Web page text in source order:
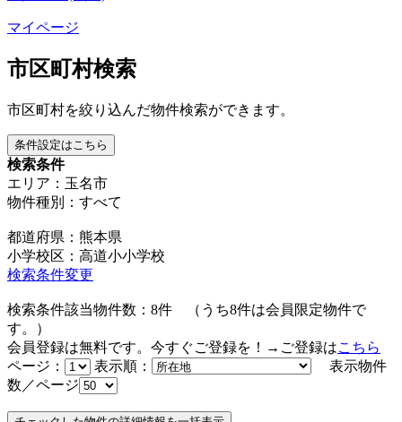
マイページ
市区町村検索
市区町村を絞り込んだ物件検索ができます。
条件設定はこちら
検索条件
エリア：玉名市
物件種別：すべて
都道府県：熊本県
小学校区：高道小小学校
検索条件変更
検索条件該当物件数： 8件 （うち8件は会員限定物件で
す。）
会員登録は無料です。今すぐご登録を！→ご登録はこちら
ページ：
表示順：
表示物件
数／ページ